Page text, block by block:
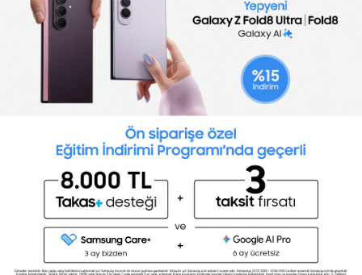
Yetenek Testleri
Toptalent Marka ve İnsan Kaynakları Danışmanlığı Limited Şirketi Özel İstihdam Bürosu
Olarak 11 / 11 / 2024 - 10 / 11 / 2027 tarihleri arasında faaliyette bulunmak üzere, Türkiye İş
Kurumu tarafından 05.11.2024 tarih ve 16998526 sayılı karar uyarınca 1251 nolu belge ile faaliyet
göstermektedir.Toptalent İş İlanları için tıklayın. 4904 sayılı kanun uyarınca iş arayanlardan
ücret alınmayacak ve menfaat temin edilmeyecektir.
Türkiye İş Kurumu İstanbul İl Müdürlüğü: 0 212 249 29 87 | Türkiye iş Kurumu İstanbul Çalışma
ve İş Kurumu Bahçelievler Hizmet Merkezi